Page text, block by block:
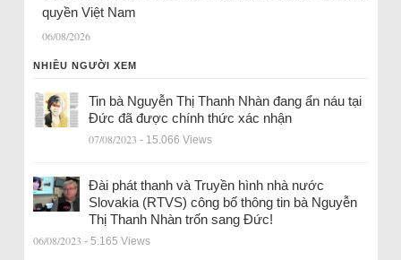
quyền Việt Nam
06/08/2026
NHIỀU NGƯỜI XEM
Tin bà Nguyễn Thị Thanh Nhàn đang ẩn náu tại
Đức đã được chính thức xác nhận
07/08/2023 - 15.066 Views
Đài phát thanh và Truyền hình nhà nước
Slovakia (RTVS) công bố thông tin bà Nguyễn
Thị Thanh Nhàn trốn sang Đức!
06/08/2023 - 5.165 Views